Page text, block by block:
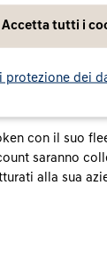
dei
con il suo
saranno
alla sua
Accetta tutti i
protezione dei